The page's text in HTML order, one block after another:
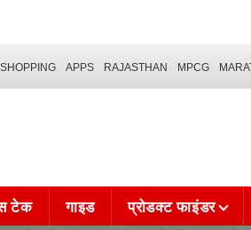
SHOPPING APPS RAJASTHAN MPCG
टेक गाइड प्रोडक्ट फाइंडर